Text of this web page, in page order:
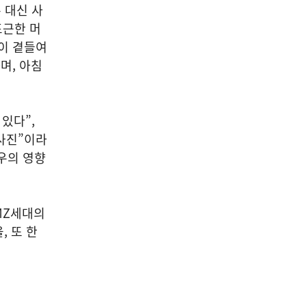
대신 사
한 머
곁들여
, 아침
다”,
진”이라
의 영향
세대의
, 또 한